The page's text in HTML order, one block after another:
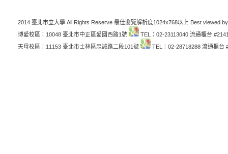
2014 臺北市立大學 All Rights Reserve 最佳瀏覽解析度1024x768以上 Best viewed
博愛校區：10048 臺北市中正區愛國西路1號
TEL：02-23113040 流通櫃台
天母校區：11153 臺北市士林區忠誠路二段101號
TEL：02-28718288 流通櫃台